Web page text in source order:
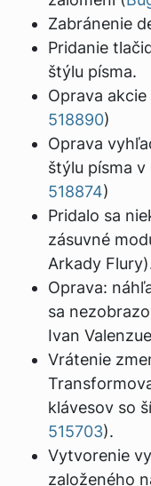
Zabránenie
Pridanie
štýlu písma.
Oprava
518890)
Oprava
štýlu písma
518874)
Pridalo sa
zásuvné
Arkady
Oprava:
sa
Ivan
Vrátenie
klávesov so
515703).
Vytvorenie
založeného